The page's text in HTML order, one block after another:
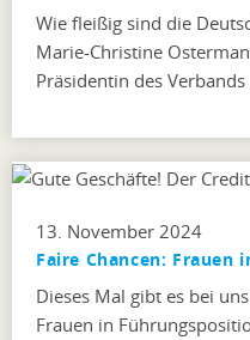
Wie fleißig sind die
Marie-Christine
Präsidentin des
13. November 2024
Faire Chancen: Frauen
Dieses Mal gibt es bei
Frauen in